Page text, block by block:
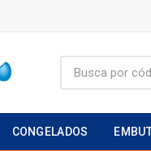
CONGELADOS